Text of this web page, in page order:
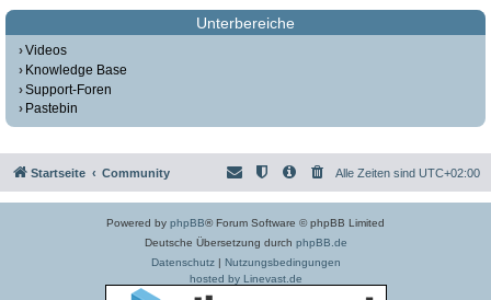
Unterbereiche
Videos
Knowledge Base
Support-Foren
Pastebin
Startseite Community Alle Zeiten sind UTC+02:00
Powered by phpBB® Forum Software © phpBB Limited
Deutsche Übersetzung durch phpBB.de
Datenschutz| Nutzungsbedingungen
hosted by Linevast.de